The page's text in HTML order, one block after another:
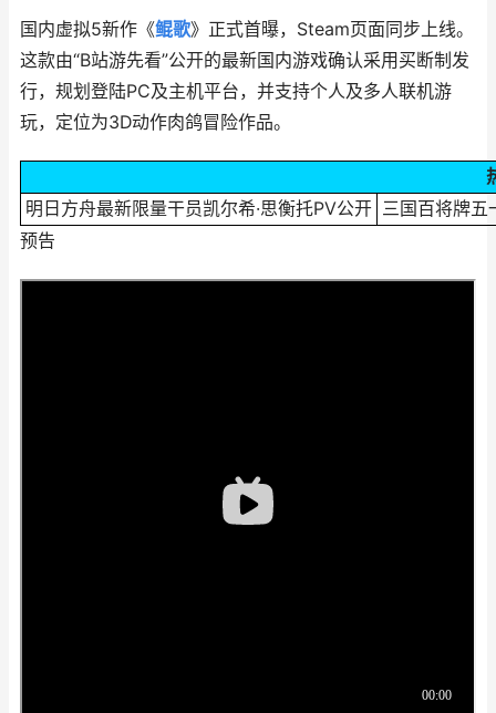
国内虚拟5新作《鲲歌》正式首曝，Steam页面同步上线。
这款由“B站游先看”公开的最新国内游戏确认采用买断制发
行，规划登陆PC及主机平台，并支持个人及多人联机游
玩，定位为3D动作肉鸽冒险作品。
明日方舟最新限量干员凯尔希·思衡托PV公开 三国百将牌五
预告